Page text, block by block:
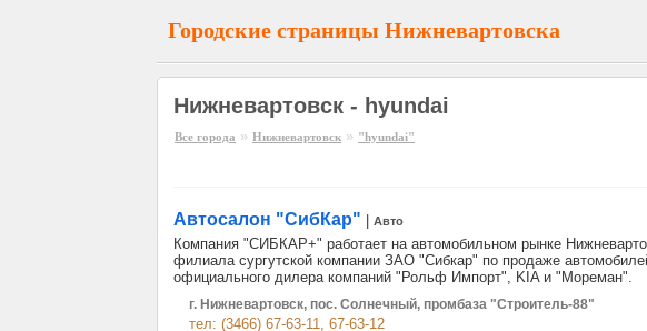
Городские страницы Нижневартовска
Нижневартовск - hyundai
Все города » Нижневартовск » "hyundai"
Автосалон "СибКар" Авто
Компания "СИБКАР+" работает на автомобильном рынке
филиала сургутской компании ЗАО "Сибкар" по продаже
официального дилера компаний "Рольф Импорт", KIA и "Мореман".
г. Нижневартовск, пос. Солнечный, промбаза "Строитель-88"
тел: (3466) 67-63-11, 67-63-12